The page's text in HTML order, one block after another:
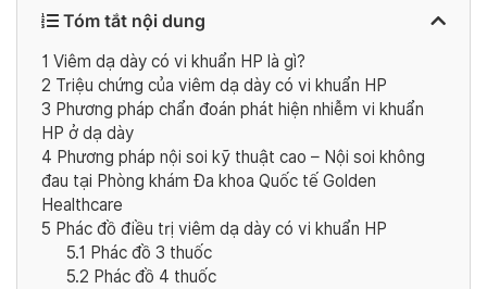
Tóm tắt nội dung
1 Viêm dạ dày có vi khuẩn HP là gì?
2 Triệu chứng của viêm dạ dày có vi khuẩn HP
3 Phương pháp chẩn đoán phát hiện nhiễm vi khuẩn
HP ở dạ dày
4 Phương pháp nội soi kỹ thuật cao – Nội soi không
đau tại Phòng khám Đa khoa Quốc tế Golden
Healthcare
5 Phác đồ điều trị viêm dạ dày có vi khuẩn HP
5.1 Phác đồ 3 thuốc
5.2 Phác đồ 4 thuốc